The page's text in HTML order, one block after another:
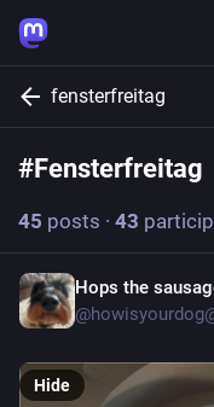
fensterfreitag
#Fensterfreitag
45 posts · 43
Hops the
@
Hide